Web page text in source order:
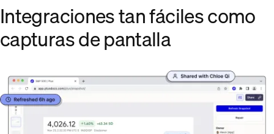
Integraciones tan fáciles como
capturas de pantalla